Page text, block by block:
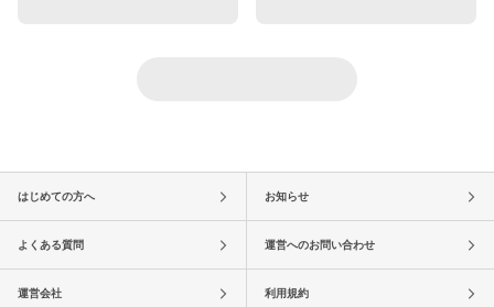
はじめての方へ お知らせ
よくある質問 運営へのお問い合わせ
運営会社 利用規約